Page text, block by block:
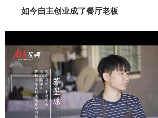
如今自主创业成了餐厅老板